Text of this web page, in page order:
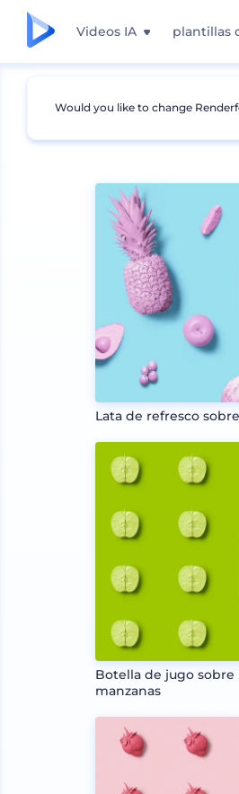
Videos IA plantillas
Mockups Embalaje
Lata de refresco
Botella de jugo
manzanas
Would you like to change